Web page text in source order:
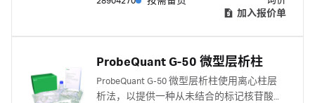
加入报价单
ProbeQuant G-50 微型层析柱
ProbeQuant G-50 微型层析柱使用离心柱层
析法，以提供一种从未结合的标记核苷酸中